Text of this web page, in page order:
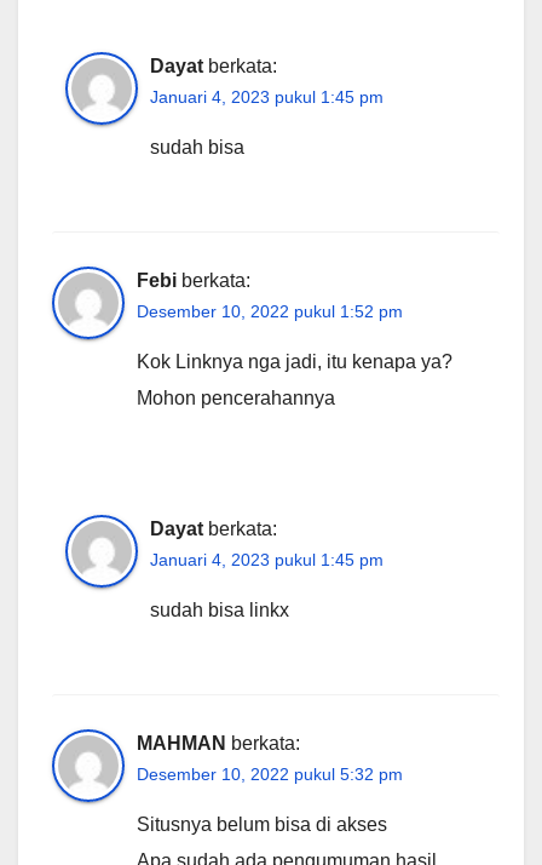
Dayat berkata:
Januari 4, 2023 pukul 1:45 pm
sudah bisa
Febi berkata:
Desember 10, 2022 pukul 1:52 pm
Kok Linknya nga jadi, itu kenapa ya?
Mohon pencerahannya
Dayat berkata:
Januari 4, 2023 pukul 1:45 pm
sudah bisa linkx
MAHMAN berkata:
Desember 10, 2022 pukul 5:32 pm
Situsnya belum bisa di akses